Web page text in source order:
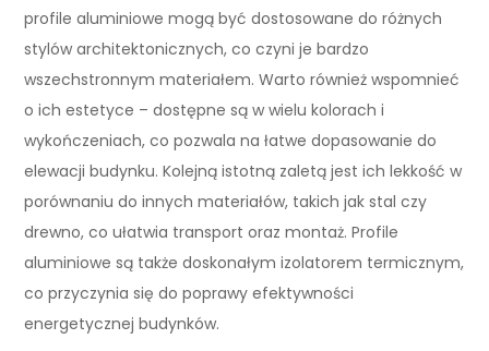
profile aluminiowe mogą być dostosowane do różnych
stylów architektonicznych, co czyni je bardzo
wszechstronnym materiałem. Warto również wspomnieć
o ich estetyce – dostępne są w wielu kolorach i
wykończeniach, co pozwala na łatwe dopasowanie do
elewacji budynku. Kolejną istotną zaletą jest ich lekkość w
porównaniu do innych materiałów, takich jak stal czy
drewno, co ułatwia transport oraz montaż. Profile
aluminiowe są także doskonałym izolatorem termicznym,
co przyczynia się do poprawy efektywności
energetycznej budynków.